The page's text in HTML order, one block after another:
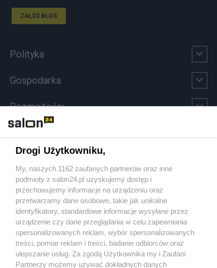
ZAŁÓŻ BLOG
Polityka
Gospodarka
Rozmaitości
Sport
Społeczeństwo
Kultura
X Facebook Instagram Youtube
Drogi Użytkowniku,
My, naszych 1162 zaufanych partnerów oraz inne
podmioty z salon24.pl uzyskujemy dostęp i
przechowujemy informacje na urządzeniu oraz
przetwarzamy dane osobowe, takie jak unikalne
identyfikatory, standardowe informacje wysyłane przez
urządzenie czy dane przeglądania w celu zapewniania
spersonalizowanych reklam, wybór spersonalizowanych
treści, pomiar reklam i treści, badanie odbiorców oraz
ulepszanie usług. Za zgodą Użytkownika my i Zaufani
Partnerzy możemy używać dokładnych danych